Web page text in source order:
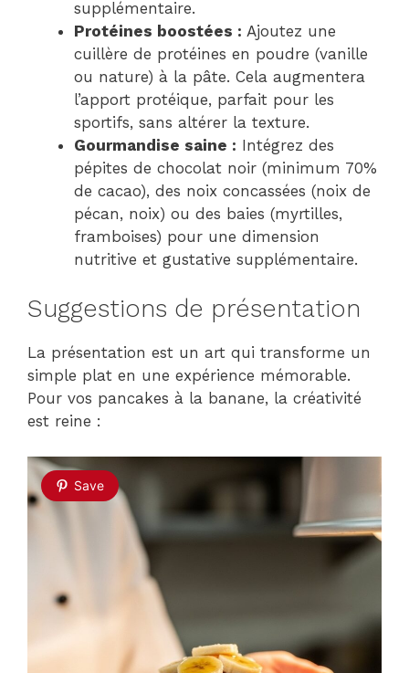
supplémentaire.
Protéines boostées : Ajoutez une
cuillère de protéines en poudre (vanille
ou nature) à la pâte. Cela augmentera
l’apport protéique, parfait pour les
sportifs, sans altérer la texture.
Gourmandise saine : Intégrez des
pépites de chocolat noir (minimum 70%
de cacao), des noix concassées (noix de
pécan, noix) ou des baies (myrtilles,
framboises) pour une dimension
nutritive et gustative supplémentaire.
Suggestions de présentation
La présentation est un art qui transforme un
simple plat en une expérience mémorable.
Pour vos pancakes à la banane, la créativité
est reine :
Save